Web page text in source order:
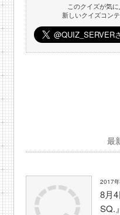
このクイズが気
新しいクイズコン
最
2017
8月
SQ.